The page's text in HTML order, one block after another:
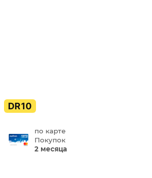
DR10
по карте
Покупок
2 месяца